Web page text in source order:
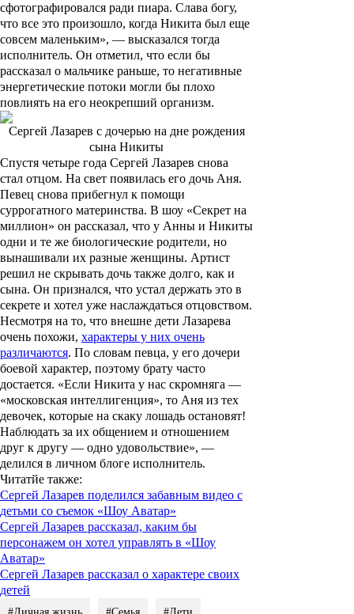
сфотографировался ради пиара. Слава богу,
что все это произошло, когда Никита был еще
совсем маленьким», — высказался тогда
исполнитель. Он отметил, что если бы
рассказал о мальчике раньше, то негативные
энергетические потоки могли бы плохо
повлиять на его неокрепший организм.
Сергей Лазарев с дочерью на дне рождения
сына Никиты
Спустя четыре года Сергей Лазарев снова
стал отцом. На свет появилась его дочь Аня.
Певец снова прибегнул к помощи
суррогатного материнства. В шоу «Секрет на
миллион» он рассказал, что у Анны и Никиты
одни и те же биологические родители, но
вынашивали их разные женщины. Артист
решил не скрывать дочь также долго, как и
сына. Он признался, что устал держать это в
секрете и хотел уже наслаждаться отцовством.
Несмотря на то, что внешне дети Лазарева
очень похожи, характеры у них очень
различаются. По словам певца, у его дочери
боевой характер, поэтому брату часто
достается. «Если Никита у нас скромняга —
«московская интеллигенция», то Аня из тех
девочек, которые на скаку лошадь остановят!
Наблюдать за их общением и отношением
друг к другу — одно удовольствие», —
делился в личном блоге исполнитель.
Читатйе также:
Сергей Лазарев поделился забавным видео с
детьми со съемок «Шоу Аватар»
Сергей Лазарев рассказал, каким бы
персонажем он хотел управлять в «Шоу
Аватар»
Сергей Лазарев рассказал о характере своих
детей